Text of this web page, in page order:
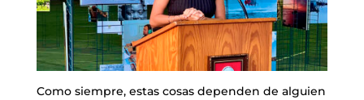
Como siempre, estas cosas dependen de alguien